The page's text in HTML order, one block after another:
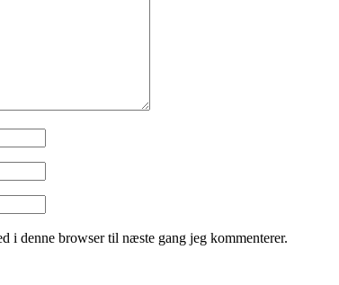
i denne browser til næste gang jeg kommenterer.